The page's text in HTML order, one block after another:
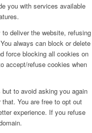
you with services available
deliver the website, refusing
always can block or delete
force blocking all cookies on
accept/refuse cookies when
to avoid asking you again
You are free to opt out
experience. If you refuse